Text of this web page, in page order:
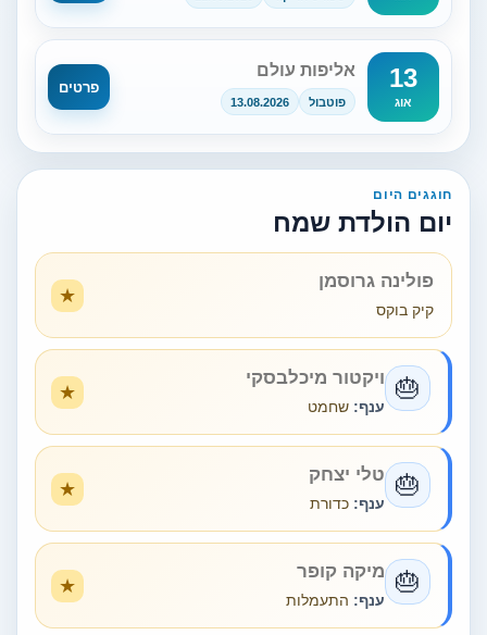
13
אוג
אליפות עולם
פוטבול 13.08.2026
פרטים
חוגגים היום
יום הולדת שמח
פולינה גרוסמן
קיק בוקס
🎂 ויקטור מיכלבסקי
ענף: שחמט
🎂 טלי יצחק
ענף: כדורת
🎂 מיקה קופר
ענף: התעמלות